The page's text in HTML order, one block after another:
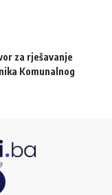
za rješavanje
Komunalnog